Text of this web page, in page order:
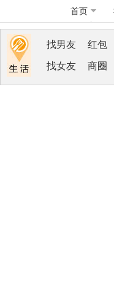
首页
找男友 红包
找女友 商圈